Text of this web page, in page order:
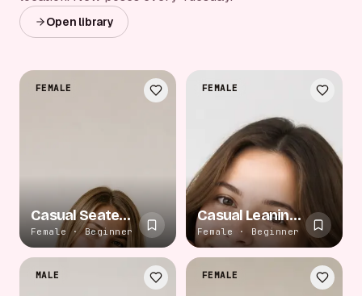
Open library
FEMALE
Casual Seated Relaxation
Female · Beginner
FEMALE
Casual Leaning Smile
Female · Beginner
MALE FEMALE